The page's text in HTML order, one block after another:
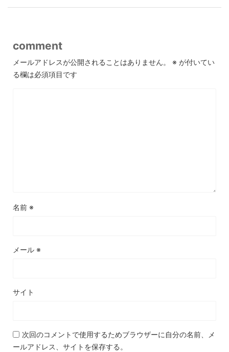
comment
メールアドレスが公開されることはありません。 ※ が付いてい
る欄は必須項目です
名前 ※
メール ※
サイト
次回のコメントで使用するためブラウザーに自分の名前、メ
ールアドレス、サイトを保存する。